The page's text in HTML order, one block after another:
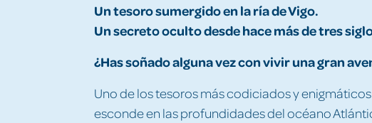
Un tesoro sumergido en la ría de Vigo.
Un secreto oculto desde hace más de tres
¿Has soñado alguna vez con vivir una gran
Uno de los tesoros más codiciados y
esconde en las profundidades del océano